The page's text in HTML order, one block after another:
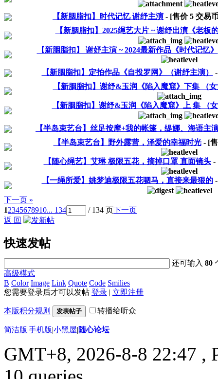
【新胭脂扣】时代记忆 谢纾主演 - [售价5 交易
【新胭脂扣】2025绳艺大片 ~ 谢纾出演《老板
【新胭脂扣】 谢妤主演 ~ 2024最新作品《时代记忆》
【新胭脂扣】定拍作品《自投罗网》（谢纾主演）
【新胭脂扣】谢纾&玉润《陷入魔窟》下集 （
【新胭脂扣】谢纾&玉润《陷入魔窟》上 集 （
【半岛束艺台】丝足按摩+我的帐篷，缇娜、海语主
【半岛束艺台】野外露营，泽爱的幸福时光- [
【随心绳艺】艾琳 极限五花，摘掉口罩 直面镜头-
【一绳所爱】姚梦迪极限五花驷马，直接来最狠的-
下一页 »
12345678910... 134 / 134 页下一页
返 回
快速发帖
还可输入80
高级模式
B Color Image Link Quote Code Smilies
您需要登录后才可以发帖 登录 | 立即注册
本版积分规则 发表帖子 转播给听众
简洁版|手机版|小黑屋|随心论坛
GMT+8, 2026-8-8 22:47 ,